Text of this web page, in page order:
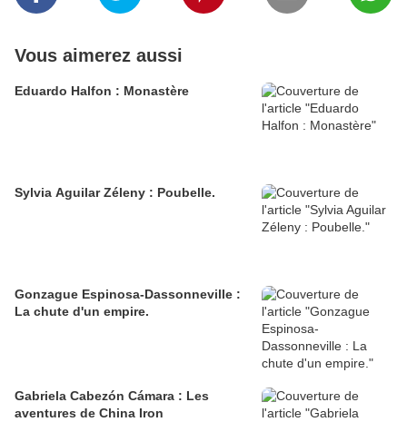
Vous aimerez aussi
Eduardo Halfon : Monastère
Sylvia Aguilar Zéleny : Poubelle.
Gonzague Espinosa-Dassonneville :
La chute d'un empire.
Gabriela Cabezón Cámara : Les
aventures de China Iron